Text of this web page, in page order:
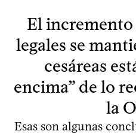
El
legales se
cesáreas
encima” de lo
la
Esas son algunas